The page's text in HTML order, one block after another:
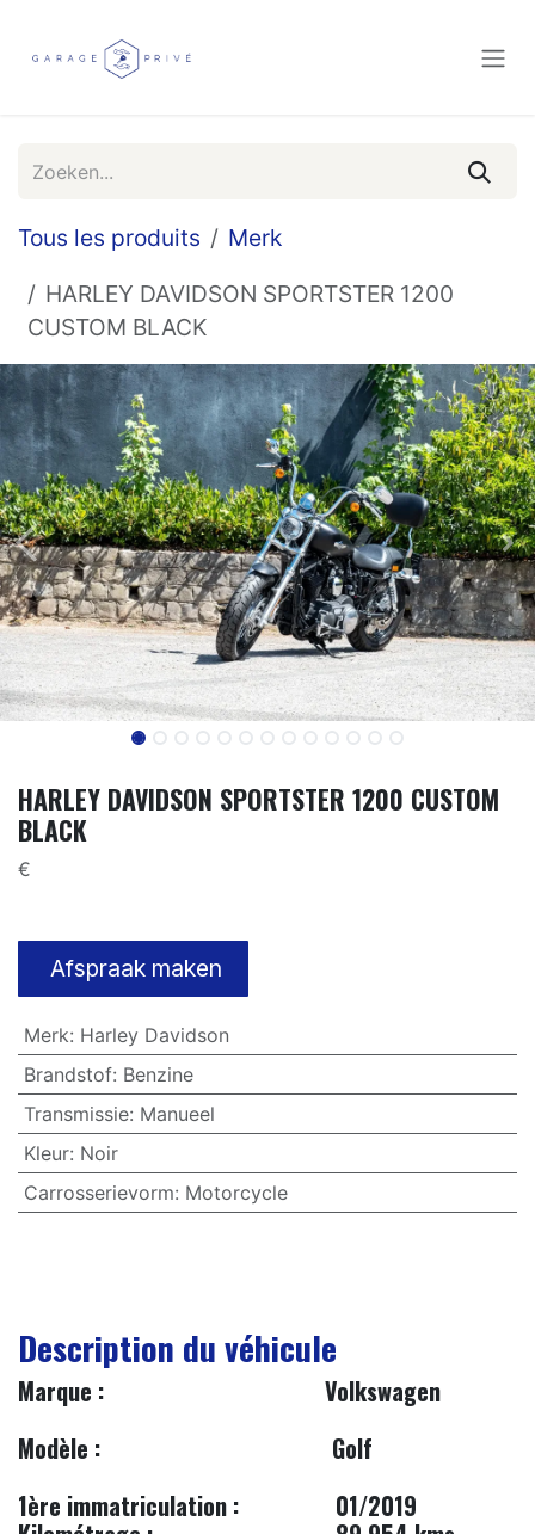
Tous les produits
Merk
HARLEY DAVIDSON SPORTSTER 1200
CUSTOM BLACK
HARLEY DAVIDSON SPORTSTER 1200 CUSTOM
BLACK
€
Afspraak maken
Merk: Harley Davidson
Brandstof: Benzine
Transmissie: Manueel
Kleur: Noir
Carrosserievorm: Motorcycle
Description du véhicule
​Marque : Volkswagen
Modèle :
Golf
1ère immatriculation :
​01/2019